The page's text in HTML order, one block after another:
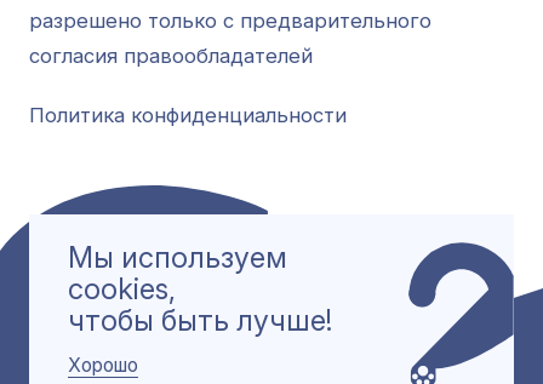
Мы используем
cookies,
чтобы быть лучше!
Хорошо
разрешено только с предварительного
согласия правообладателей
Политика конфиденциальности